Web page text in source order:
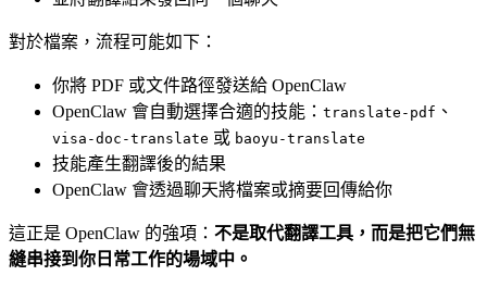
對於檔案，流程可能如下：
你將 PDF 或文件路徑發送給 OpenClaw
OpenClaw 會自動選擇合適的技能： translate-pdf 、
visa-doc-translate 或 baoyu-translate
技能產生翻譯後的結果
OpenClaw 會透過聊天將檔案或摘要回傳給你
這正是 OpenClaw 的強項： 不是取代翻譯工具，而是把它們無
縫串接到你日常工作的場域中。